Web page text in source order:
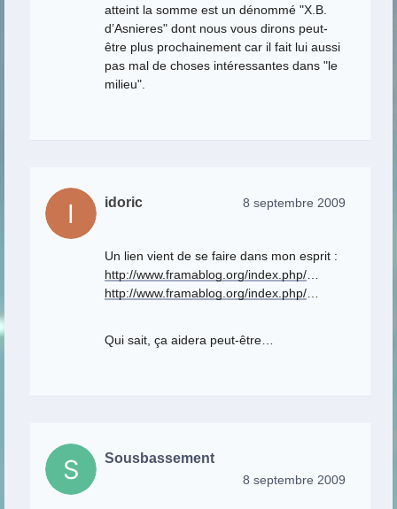
atteint la somme est un dénommé "X.B.
d’Asnieres" dont nous vous dirons peut-
être plus prochainement car il fait lui aussi
pas mal de choses intéressantes dans "le
milieu".
idoric 8 septembre 2009
Un lien vient de se faire dans mon esprit :
http://www.framablog.org/index.php/…
http://www.framablog.org/index.php/…
Qui sait, ça aidera peut-être…
Sousbassement
8 septembre 2009